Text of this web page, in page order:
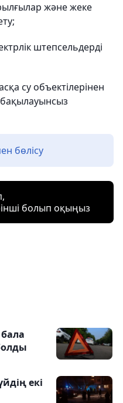
және жеке
штепсельдерді
су объектілерінен
бөлісу
болып оқыңыз
екі